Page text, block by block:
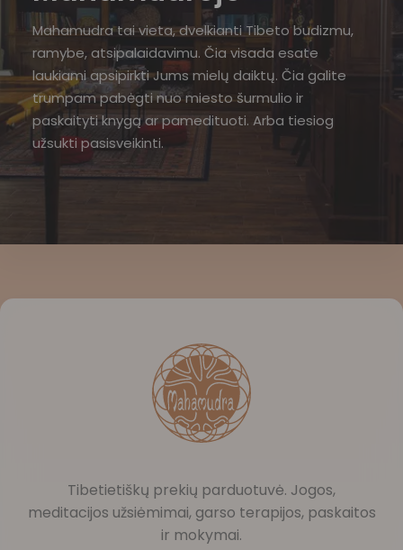
Mahamudra tai vieta, dvelkianti Tibeto budizmu,
ramybe, atsipalaidavimu. Čia visada esate
laukiami apsipirkti Jums mielų daiktų. Čia galite
trumpam pabėgti nuo miesto šurmulio ir
paskaityti knygą ar pamedituoti. Arba tiesiog
užsukti pasisveikinti.
Tibetietiškų prekių parduotuvė. Jogos,
meditacijos užsiėmimai, garso terapijos, paskaitos
ir mokymai.